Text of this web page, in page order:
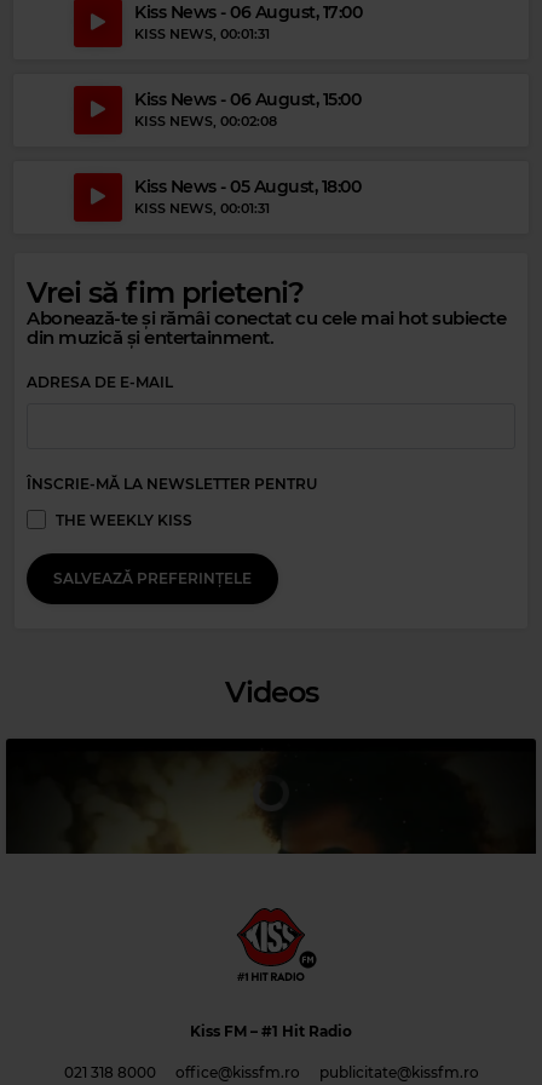
Magic Party Mix
MAGIC PARTY MIX– MAGIC PARTY MIX
Magic Relax
EDDY GRANT–GIMME HOPE JO'ANNA
Kiss News - 06 August, 17:00
KISS NEWS, 00:01:31
Kiss News - 06 August, 15:00
KISS NEWS, 00:02:08
Kiss News - 05 August, 18:00
KISS NEWS, 00:01:31
Vrei să fim prieteni?
Abonează-te și rămâi conectat cu cele mai hot subiecte
din muzică și entertainment.
ADRESA DE E-MAIL
ÎNSCRIE-MĂ LA NEWSLETTER PENTRU
THE WEEKLY KISS
SALVEAZĂ PREFERINȚELE
Videos
Kiss FM – #1 Hit Radio
021 318 8000 office@kissfm.ro publicitate@kissfm.ro